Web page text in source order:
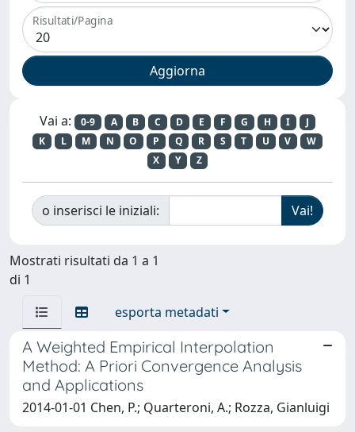
Risultati/Pagina
Vai a: 0-9 A B C D E F G H I
J
K
L M N O P Q R S T U V
W
X
Y Z
o inserisci le iniziali:
Mostrati risultati da 1 a 1
di 1
esporta metadati
A Weighted Empirical Interpolation
Method: A Priori Convergence Analysis
and Applications
2014-01-01 Chen, P.; Quarteroni, A.; Rozza, Gianluigi